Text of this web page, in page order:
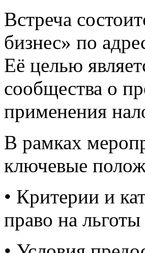
Встреча
бизнес» по
Её целью
сообщества о
применения
В рамках
ключевые
• Критерии и
право на